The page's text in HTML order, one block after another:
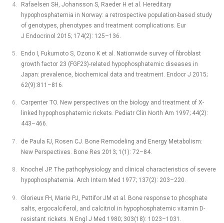
Rafaelsen SH, Johansson S, Raeder H et al. Hereditary
hypophosphatemia in Norway: a retrospective population-based study
of genotypes, phenotypes and treatment complications. Eur
J Endocrinol 2015; 174(2): 125–136.
Endo I, Fukumoto S, Ozono K et al. Nationwide survey of fibroblast
growth factor 23 (FGF23)-related hypophosphatemic diseases in
Japan: prevalence, biochemical data and treatment. Endocr J 2015;
62(9):811–816.
Carpenter TO. New perspectives on the biology and treatment of X-
linked hypophosphatemic rickets. Pediatr Clin North Am 1997; 44(2):
443–466.
de Paula FJ, Rosen CJ. Bone Remodeling and Energy Metabolism:
New Perspectives. Bone Res 2013; 1(1): 72–84.
Knochel JP. The pathophysiology and clinical characteristics of severe
hypophosphatemia. Arch Intern Med 1977; 137(2): 203–220.
Glorieux FH, Marie PJ, Pettifor JM et al. Bone response to phosphate
salts, ergocalciferol, and calcitriol in hypophosphatemic vitamin D-
resistant rickets. N Engl J Med 1980; 303(18): 1023–1031.